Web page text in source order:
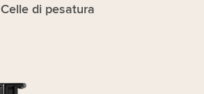
Celle di pesatura